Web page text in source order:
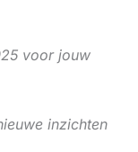
voor jouw
inzichten